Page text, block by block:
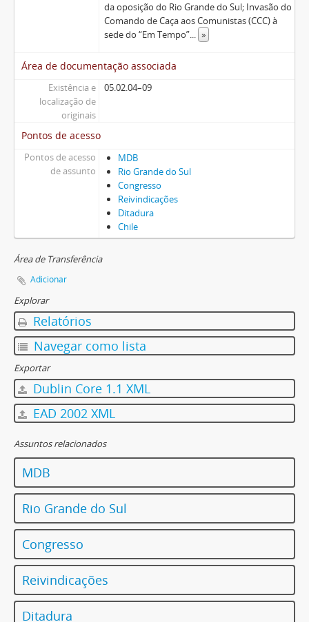
da oposição do Rio Grande do Sul; Invasão do
Comando de Caça aos Comunistas (CCC) à
sede do “Em Tempo”... »
Área de documentação associada
Existência e
localização de
originais
05.02.04–09
Pontos de acesso
Pontos de acesso
de assunto
MDB
Rio Grande do Sul
Congresso
Reivindicações
Ditadura
Chile
Área de Transferência
Adicionar
Explorar
Relatórios
Navegar como lista
Exportar
Dublin Core 1.1 XML
EAD 2002 XML
Assuntos relacionados
MDB
Rio Grande do Sul
Congresso
Reivindicações
Ditadura